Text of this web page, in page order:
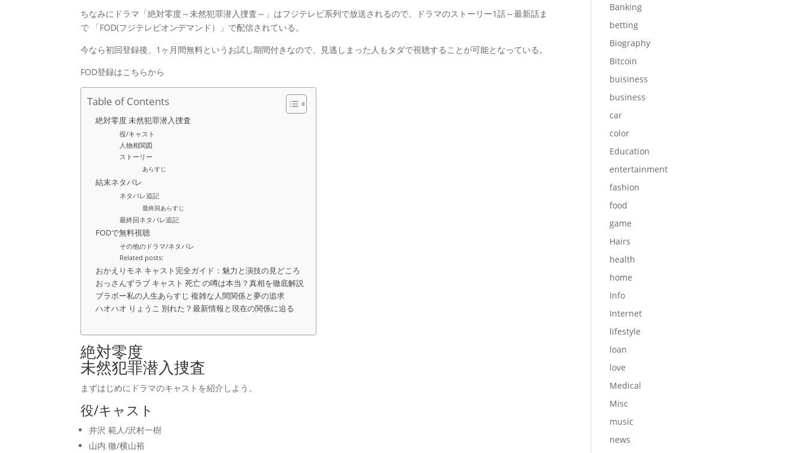
ちなみにドラマ「絶対零度～未然犯罪潜入捜査～」はフジテレビ系列で放送されるので、ドラマのストーリー1話～最新話ま
で 「FOD(フジテレビオンデマンド）」で配信されている。
今なら初回登録後、1ヶ月間無料というお試し期間付きなので、見逃しまった人もタダで視聴することが可能となっている。
FOD登録はこちらから
Table of Contents
絶対零度 未然犯罪潜入捜査
役/キャスト
人物相関図
ストーリー
あらすじ
結末ネタバレ
ネタバレ追記
最終回あらすじ
最終回ネタバレ追記
FODで無料視聴
その他のドラマ/ネタバレ
Related posts:
おかえりモネ キャスト完全ガイド：魅力と演技の見どころ
おっさんずラブ キャスト 死亡 の噂は本当？真相を徹底解説
ブラボー私の人生あらすじ 複雑な人間関係と夢の追求
ハオハオ りょうこ 別れた？最新情報と現在の関係に迫る
絶対零度
未然犯罪潜入捜査
まずはじめにドラマのキャストを紹介しよう。
役/キャスト
井沢 範人/沢村一樹
山内 徹/横山裕
Banking
betting
Biography
Bitcoin
buisiness
business
car
color
Education
entertainment
fashion
food
game
Hairs
health
home
Info
Internet
lifestyle
loan
love
Medical
Misc
music
news